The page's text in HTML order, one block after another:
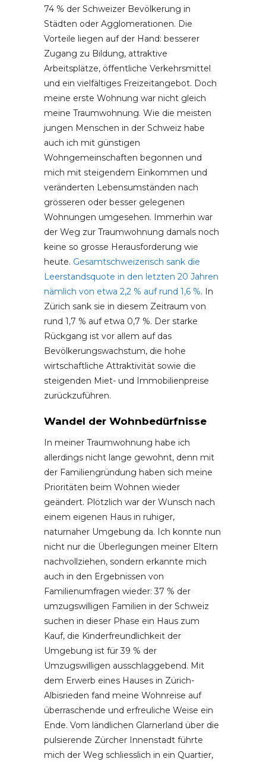
74 % der Schweizer Bevölkerung in
Städten oder Agglomerationen. Die
Vorteile liegen auf der Hand: besserer
Zugang zu Bildung, attraktive
Arbeitsplätze, öffentliche Verkehrsmittel
und ein vielfältiges Freizeitangebot. Doch
meine erste Wohnung war nicht gleich
meine Traumwohnung. Wie die meisten
jungen Menschen in der Schweiz habe
auch ich mit günstigen
Wohngemeinschaften begonnen und
mich mit steigendem Einkommen und
veränderten Lebensumständen nach
grösseren oder besser gelegenen
Wohnungen umgesehen. Immerhin war
der Weg zur Traumwohnung damals noch
keine so grosse Herausforderung wie
heute. Gesamtschweizerisch sank die
Leerstandsquote in den letzten 20 Jahren
nämlich von etwa 2,2 % auf rund 1,6 %. In
Zürich sank sie in diesem Zeitraum von
rund 1,7 % auf etwa 0,7 %. Der starke
Rückgang ist vor allem auf das
Bevölkerungswachstum, die hohe
wirtschaftliche Attraktivität sowie die
steigenden Miet- und Immobilienpreise
zurückzuführen.
Wandel der Wohnbedürfnisse
In meiner Traumwohnung habe ich
allerdings nicht lange gewohnt, denn mit
der Familiengründung haben sich meine
Prioritäten beim Wohnen wieder
geändert. Plötzlich war der Wunsch nach
einem eigenen Haus in ruhiger,
naturnaher Umgebung da. Ich konnte nun
nicht nur die Überlegungen meiner Eltern
nachvollziehen, sondern erkannte mich
auch in den Ergebnissen von
Familienumfragen wieder: 37 % der
umzugswilligen Familien in der Schweiz
suchen in dieser Phase ein Haus zum
Kauf, die Kinderfreundlichkeit der
Umgebung ist für 39 % der
Umzugswilligen ausschlaggebend. Mit
dem Erwerb eines Hauses in Zürich-
Albisrieden fand meine Wohnreise auf
überraschende und erfreuliche Weise ein
Ende. Vom ländlichen Glarnerland über die
pulsierende Zürcher Innenstadt führte
mich der Weg schliesslich in ein Quartier,